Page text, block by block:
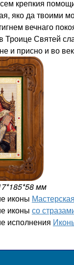
крепкия
яко да твоими
вечнаго
Троице Святей
и присно и во
мм
иконы
иконы со
исполнения